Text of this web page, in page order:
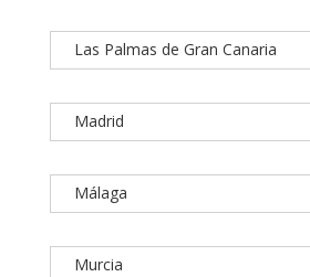
Las Palmas de Gran Canaria
Madrid
Málaga
Murcia